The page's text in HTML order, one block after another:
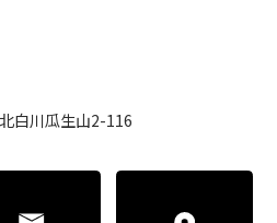
白川瓜生山2-116